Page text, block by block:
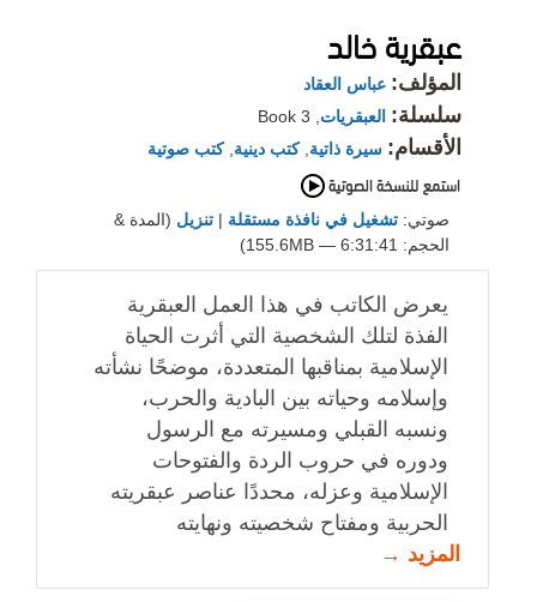
عبقرية خالد
المؤلف: عباس العقاد
سلسلة: العبقريات
الأقسام: سيرة ذاتية ,كتب دينية ,كتب صوتية
صوتي: تشغيل في نافذة مستقلة | تنزيل (المدة &
الحجم: 6:31:41 — 155.6MB)
يعرض الكاتب في هذا العمل العبقرية
الفذة لتلك الشخصية التي أثرت الحياة
الإسلامية بمناقبها المتعددة، موضحًا نشأته
وإسلامه وحياته بين البادية والحرب،
ونسبه القبلي ومسيرته مع الرسول
ودوره في حروب الردة والفتوحات
الإسلامية وعزله، محددًا عناصر عبقريته
الحربية ومفتاح شخصيته ونهايته
المزيد →